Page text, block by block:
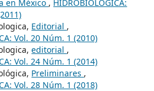
en México , HIDROBIOLÓGICA:
Editorial ,
Vol. 20 Núm. 1 (2010)
editorial ,
Vol. 24 Núm. 1 (2014)
Preliminares ,
Vol. 28 Núm. 1 (2018)